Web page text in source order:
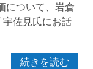
について、岩倉
佐見氏にお話
続きを読む